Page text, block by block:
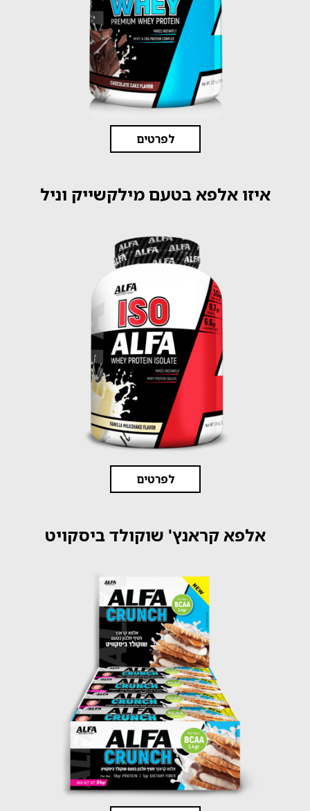
לפרטים
איזו אלפא בטעם מילקשייק וניל
לפרטים
אלפא קראנץ' שוקולד ביסקויט